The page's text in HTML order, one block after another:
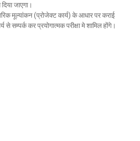
जाएगा।
मूल्यांकन (प्रोजेक्ट कार्य) के आधार पर कराई
सम्पर्क कर प्रयोगात्मक परीक्षा मे शामिल होंगे।